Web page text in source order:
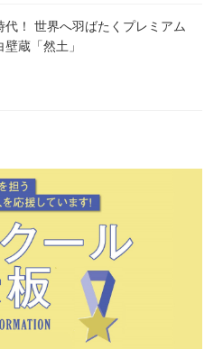
代！ 世界へ羽ばたくプレミアム
蔵「然土」